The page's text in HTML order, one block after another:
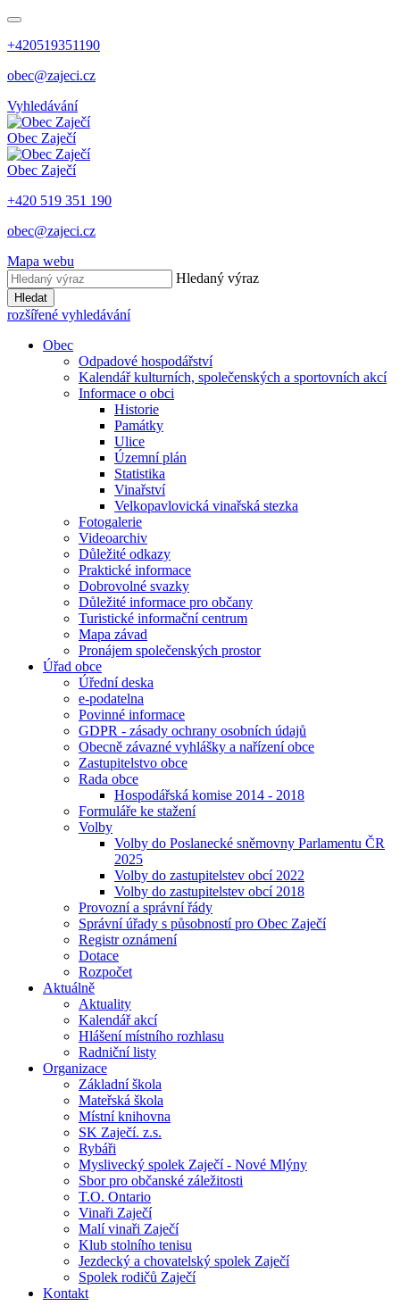
+420519351190
obec@zajeci.cz
Vyhledávání
Obec Zaječí
Obec Zaječí
+420 519 351 190
obec@zajeci.cz
Mapa webu
Hledaný výraz
Hledat
rozšířené vyhledávání
Obec
Odpadové hospodářství
Kalendář kulturních, společenských a sportovních akcí
Informace o obci
Historie
Památky
Ulice
Územní plán
Statistika
Vinařství
Velkopavlovická vinařská stezka
Fotogalerie
Videoarchiv
Důležité odkazy
Praktické informace
Dobrovolné svazky
Důležité informace pro občany
Turistické informační centrum
Mapa závad
Pronájem společenských prostor
Úřad obce
Úřední deska
e-podatelna
Povinné informace
GDPR - zásady ochrany osobních údajů
Obecně závazné vyhlášky a nařízení obce
Zastupitelstvo obce
Rada obce
Hospodářská komise 2014 - 2018
Formuláře ke stažení
Volby
Volby do Poslanecké sněmovny Parlamentu ČR
2025
Volby do zastupitelstev obcí 2022
Volby do zastupitelstev obcí 2018
Provozní a správní řády
Správní úřady s působností pro Obec Zaječí
Registr oznámení
Dotace
Rozpočet
Aktuálně
Aktuality
Kalendář akcí
Hlášení místního rozhlasu
Radniční listy
Organizace
Základní škola
Mateřská škola
Místní knihovna
SK Zaječí. z.s.
Rybáři
Myslivecký spolek Zaječí - Nové Mlýny
Sbor pro občanské záležitosti
T.O. Ontario
Vinaři Zaječí
Malí vinaři Zaječí
Klub stolního tenisu
Jezdecký a chovatelský spolek Zaječí
Spolek rodičů Zaječí
Kontakt